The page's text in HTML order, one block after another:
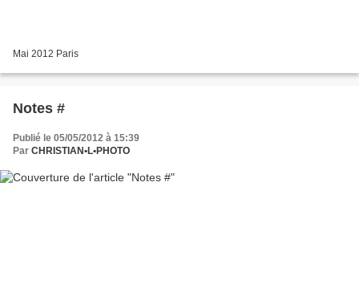
Mai 2012 Paris
Notes #
Publié le 05/05/2012 à 15:39
Par CHRISTIAN•L•PHOTO